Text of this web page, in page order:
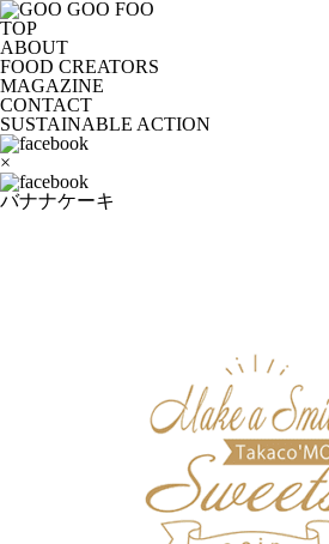
TOP
ABOUT
FOOD CREATORS
MAGAZINE
CONTACT
SUSTAINABLE ACTION
×
バナナケーキ